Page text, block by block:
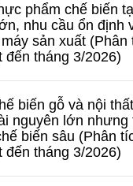
phẩm chế biến
nhu cầu ổn định
sản xuất
đến tháng 3/2026)
biến gỗ và nội
nguyên lớn nhưng
biến sâu (Phân
đến tháng 3/2026)